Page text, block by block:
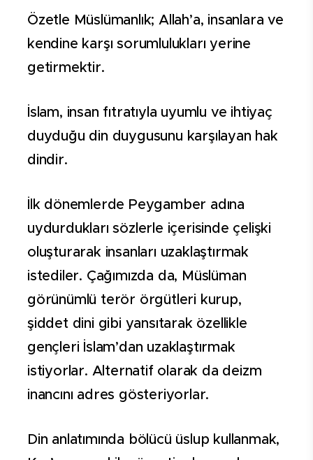
Özetle Müslümanlık; Allah’a, insanlara ve
kendine karşı sorumlulukları yerine
getirmektir.
İslam, insan fıtratıyla uyumlu ve ihtiyaç
duyduğu din duygusunu karşılayan hak
dindir.
İlk dönemlerde Peygamber adına
uydurdukları sözlerle içerisinde çelişki
oluşturarak insanları uzaklaştırmak
istediler. Çağımızda da, Müslüman
görünümlü terör örgütleri kurup,
şiddet dini gibi yansıtarak özellikle
gençleri İslam’dan uzaklaştırmak
istiyorlar. Alternatif olarak da deizm
inancını adres gösteriyorlar.
Din anlatımında bölücü üslup kullanmak,